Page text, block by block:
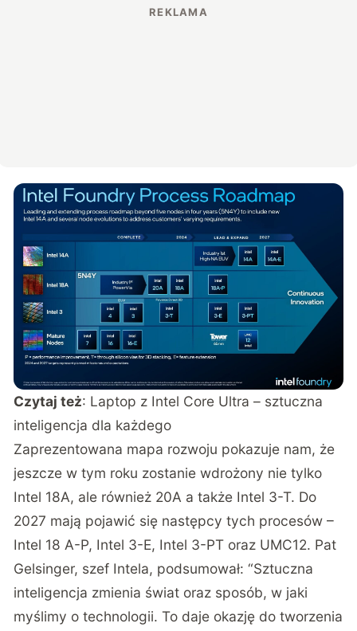
Czytaj też: Laptop z Intel Core Ultra – sztuczna
inteligencja dla każdego
Zaprezentowana mapa rozwoju pokazuje nam, że
jeszcze w tym roku zostanie wdrożony nie tylko
Intel 18A, ale również 20A a także Intel 3-T. Do
2027 mają pojawić się następcy tych procesów –
Intel 18 A-P, Intel 3-E, Intel 3-PT oraz UMC12. Pat
Gelsinger, szef Intela, podsumował: “Sztuczna
inteligencja zmienia świat oraz sposób, w jaki
myślimy o technologii. To daje okazję do tworzenia